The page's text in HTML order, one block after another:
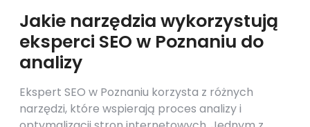
Jakie narzędzia wykorzystują
eksperci SEO w Poznaniu do
analizy
Ekspert SEO w Poznaniu korzysta z różnych
narzędzi, które wspierają proces analizy i